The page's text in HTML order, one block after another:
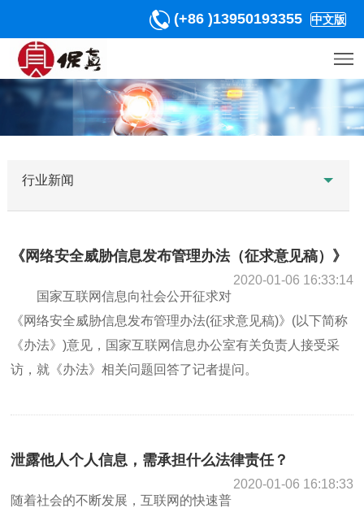
(+86 )13950193355 中文版
行业新闻
《网络安全威胁信息发布管理办法（征求意见稿）》
2020-01-06 16:33:14
国家互联网信息向社会公开征求对
《网络安全威胁信息发布管理办法(征求意见稿)》(以下简称
《办法》)意见，国家互联网信息办公室有关负责人接受采
访，就《办法》相关问题回答了记者提问。
泄露他人个人信息，需承担什么法律责任？
2020-01-06 16:18:33
随着社会的不断发展，互联网的快速普